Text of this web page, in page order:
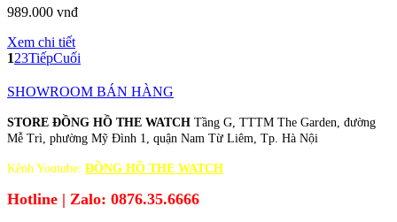
989.000 vnđ
Xem chi tiết
123TiếpCuối
SHOWROOM BÁN HÀNG
STORE ĐỒNG HỒ THE WATCH Tầng G, TTTM The Garden, đường
Mễ Trì, phường Mỹ Đình 1, quận Nam Từ Liêm, Tp. Hà Nội
Kênh Youtube: ĐỒNG HỒ THE WATCH
Hotline | Zalo: 0876.35.6666